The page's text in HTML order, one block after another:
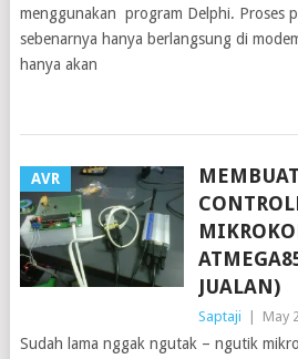
menggunakan program Delphi. Proses
sebenarnya hanya berlangsung di
hanya akan
AVR
JUALAN)
Saptaji May
Sudah lama nggak ngutak – ngutik